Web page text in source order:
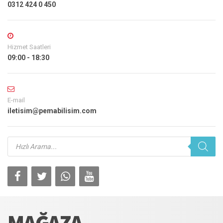
0312 424 0 450
Hizmet Saatleri
09:00 - 18:30
E-mail
iletisim@pemabilisim.com
Products
search